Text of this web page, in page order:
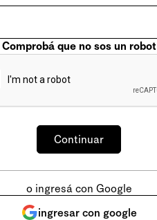
Comprobá que no sos un robot
o ingresá con Google
ingresar con google